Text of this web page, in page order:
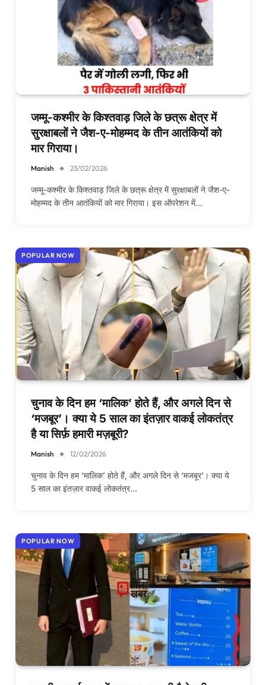
जम्मू-कश्मीर के किश्तवाड़ जिले के छत्रू क्षेत्र में
सुरक्षाबलों ने जैश-ए-मोहम्मद के तीन आतंकियों को
मार गिराया।
Manish 23/02/2026
जम्मू-कश्मीर के किश्तवाड़ जिले के छत्रू क्षेत्र में सुरक्षाबलों ने जैश-ए-
मोहम्मद के तीन आतंकियों को मार गिराया। इस ऑपरेशन में…
POPULAR NOW
चुनाव के दिन हम ‘मालिक’ होते हैं, और अगले दिन से
‘मजबूर’। क्या ये 5 साल का इंतज़ार वाकई लोकतंत्र
है या सिर्फ़ हमारी मज़बूरी?
Manish 12/02/2026
चुनाव के दिन हम ‘मालिक’ होते हैं, और अगले दिन से ‘मजबूर’। क्या ये
5 साल का इंतज़ार वाकई लोकतंत्र…
POPULAR NOW